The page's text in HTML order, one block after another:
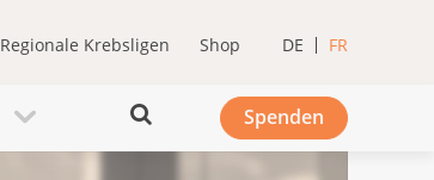
Regionale Krebsligen Shop DE FR
Spenden